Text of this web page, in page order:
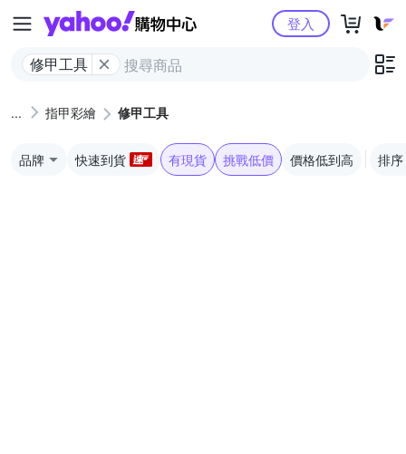
Yahoo購物中心
修甲工具
登入
指甲彩繪 修甲工具
品牌 快速到貨 有現貨 挑戰低價 價格低到高 排序